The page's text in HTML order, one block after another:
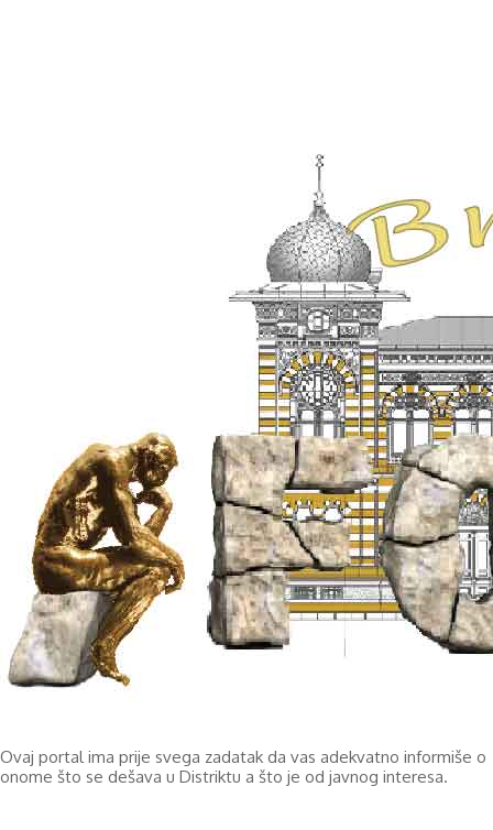
Ovaj portal ima prije svega zadatak da vas adekvatno informiše o
onome što se dešava u Distriktu a što je od javnog interesa.